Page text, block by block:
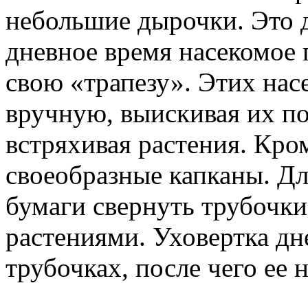
небольшие дырочки. Это
дневное время
свою «трапезу». Этих
вручную, выискивая их
встряхивая растения.
своеобразные капканы.
бумаги свернуть
растениями. Уховертка
трубочках, после чего